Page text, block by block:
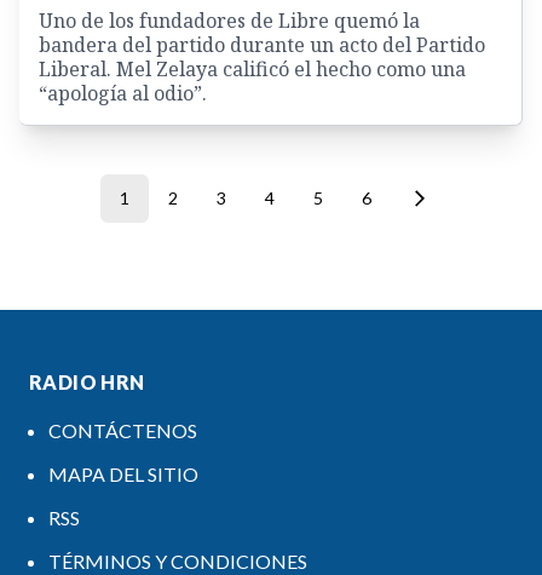
Uno de los fundadores de Libre quemó la
bandera del partido durante un acto del Partido
Liberal. Mel Zelaya calificó el hecho como una
“apología al odio”.
1 2 3 4 5 6
RADIO HRN
CONTÁCTENOS
MAPA DEL SITIO
RSS
TÉRMINOS Y CONDICIONES